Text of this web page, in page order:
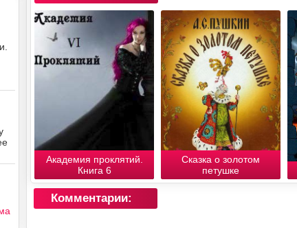
Академия проклятий.
Книга 6
Сказка о золотом
петушке
Комментарии: